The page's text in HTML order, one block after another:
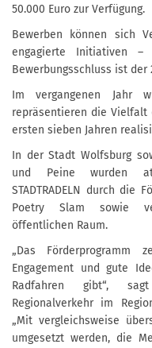
50.000 Euro zur Verfügung.
Bewerben können sich
engagierte Initiativen –
Bewerbungsschluss ist der
Im vergangenen Jahr
repräsentieren die Vielfalt
ersten sieben Jahren
In der Stadt Wolfsburg
und Peine wurden
STADTRADELN durch
Poetry Slam sowie
öffentlichen Raum.
„Das
Engagement und gute
Radfahren gibt“,
Regionalverkehr im
„Mit vergleichsweise
umgesetzt werden, die